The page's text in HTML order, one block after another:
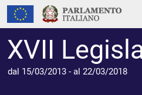
XVII
dal 15/03/2013 - al 22/03/2018